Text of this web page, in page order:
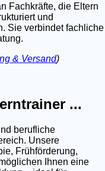
Fachkräfte, die Eltern
und
Sie verbindet fachliche
& Versand)
...
berufliche
Unsere
Frühförderung,
Ihnen eine